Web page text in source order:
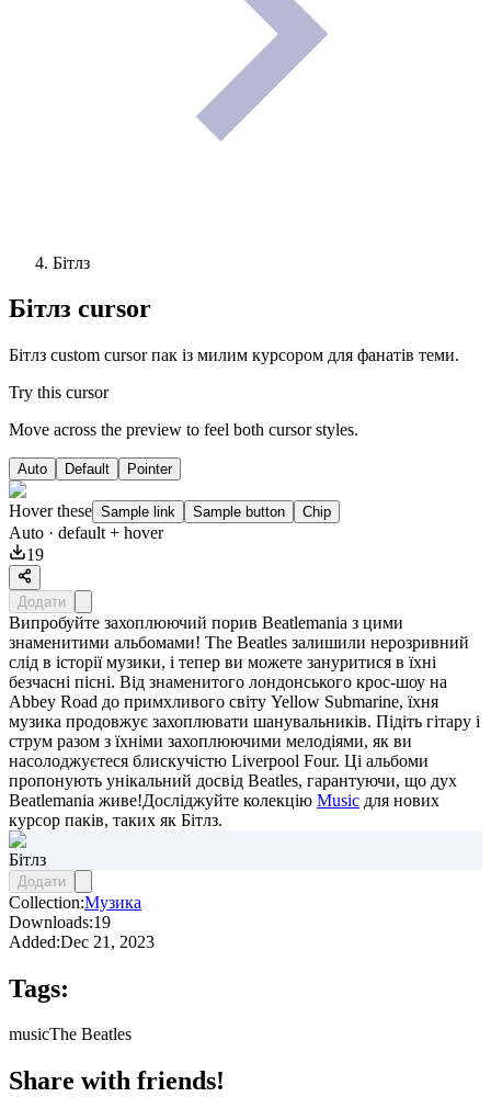
Бітлз
Бітлз cursor
Бітлз custom cursor пак із милим курсором для фанатів теми.
Try this cursor
Move across the preview to feel both cursor styles.
Auto Default Pointer
Hover these Sample link Sample button Chip
Auto · default + hover
19
Додати
Випробуйте захоплюючий порив Beatlemania з цими
знаменитими альбомами! The Beatles залишили нерозривний
слід в історії музики, і тепер ви можете зануритися в їхні
безчасні пісні. Від знаменитого лондонського крос-шоу на
Abbey Road до примхливого світу Yellow Submarine, їхня
музика продовжує захоплювати шанувальників. Підіть гітару і
струм разом з їхніми захоплюючими мелодіями, як ви
насолоджуєтеся блискучістю Liverpool Four. Ці альбоми
пропонують унікальний досвід Beatles, гарантуючи, що дух
Beatlemania живе!Досліджуйте колекцію Music для нових
курсор паків, таких як Бітлз.
Бітлз
Додати
Collection:Музика
Downloads:19
Added:Dec 21, 2023
Tags:
musicThe Beatles
Share with friends!